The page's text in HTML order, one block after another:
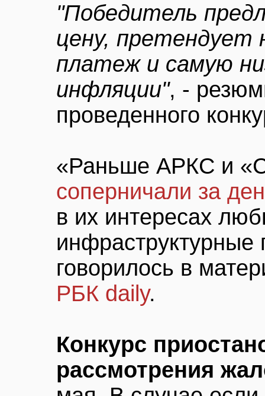
"Победитель
цену, претендует
платеж и самую
инфляции", -
проведенного
«Раньше АРКС и
соперничали за
в их интересах
инфраструктурные
говорилось в
РБК daily.
Конкурс
рассмотрения